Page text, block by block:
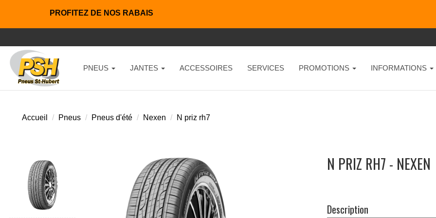
PROFITEZ DE NOS RABAIS
PNEUS JANTES ACCESSOIRES SERVICES PROMOTIONS INFORMATIONS
Accueil Pneus Pneus d'été Nexen N priz rh7
N PRIZ RH7 - NEXEN
Description